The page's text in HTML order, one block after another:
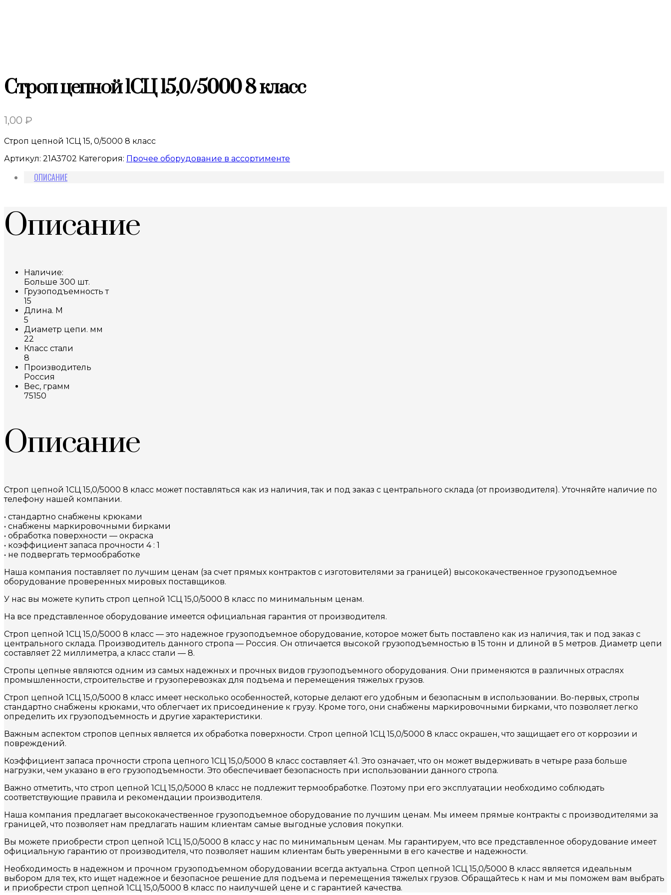
Строп цепной 1СЦ 15,0/5000 8 класс
1,00 ₽
Строп цепной 1СЦ 15, 0/5000 8 класс
Артикул: 21A3702 Категория: Прочее оборудование в ассортименте
ОПИСАНИЕ
Описание
Наличие:
Больше 300 шт.
Грузоподъемность т
15
Длина. М
5
Диаметр цепи. мм
22
Класс стали
8
Производитель
Россия
Вес, грамм
75150
Описание
Строп цепной 1СЦ 15,0/5000 8 класс может поставляться как из наличия, так и под заказ с центрального склада (от производителя). Уточняйте наличие по
телефону нашей компании.
• стандартно снабжены крюками
• снабжены маркировочными бирками
• обработка поверхности — окраска
• коэффициент запаса прочности 4 : 1
• не подвергать термообработке
Наша компания поставляет по лучшим ценам (за счет прямых контрактов с изготовителями за границей) высококачественное грузоподъемное
оборудование проверенных мировых поставщиков.
У нас вы можете купить строп цепной 1СЦ 15,0/5000 8 класс по минимальным ценам.
На все представленное оборудование имеется официальная гарантия от производителя.
Строп цепной 1СЦ 15,0/5000 8 класс — это надежное грузоподъемное оборудование, которое может быть поставлено как из наличия, так и под заказ с
центрального склада. Производитель данного стропа — Россия. Он отличается высокой грузоподъемностью в 15 тонн и длиной в 5 метров. Диаметр цепи
составляет 22 миллиметра, а класс стали — 8.
Стропы цепные являются одним из самых надежных и прочных видов грузоподъемного оборудования. Они применяются в различных отраслях
промышленности, строительстве и грузоперевозках для подъема и перемещения тяжелых грузов.
Строп цепной 1СЦ 15,0/5000 8 класс имеет несколько особенностей, которые делают его удобным и безопасным в использовании. Во-первых, стропы
стандартно снабжены крюками, что облегчает их присоединение к грузу. Кроме того, они снабжены маркировочными бирками, что позволяет легко
определить их грузоподъемность и другие характеристики.
Важным аспектом стропов цепных является их обработка поверхности. Строп цепной 1СЦ 15,0/5000 8 класс окрашен, что защищает его от коррозии и
повреждений.
Коэффициент запаса прочности стропа цепного 1СЦ 15,0/5000 8 класс составляет 4:1. Это означает, что он может выдерживать в четыре раза больше
нагрузки, чем указано в его грузоподъемности. Это обеспечивает безопасность при использовании данного стропа.
Важно отметить, что строп цепной 1СЦ 15,0/5000 8 класс не подлежит термообработке. Поэтому при его эксплуатации необходимо соблюдать
соответствующие правила и рекомендации производителя.
Наша компания предлагает высококачественное грузоподъемное оборудование по лучшим ценам. Мы имеем прямые контракты с производителями за
границей, что позволяет нам предлагать нашим клиентам самые выгодные условия покупки.
Вы можете приобрести строп цепной 1СЦ 15,0/5000 8 класс у нас по минимальным ценам. Мы гарантируем, что все представленное оборудование имеет
официальную гарантию от производителя, что позволяет нашим клиентам быть уверенными в его качестве и надежности.
Необходимость в надежном и прочном грузоподъемном оборудовании всегда актуальна. Строп цепной 1СЦ 15,0/5000 8 класс является идеальным
выбором для тех, кто ищет надежное и безопасное решение для подъема и перемещения тяжелых грузов. Обращайтесь к нам и мы поможем вам выбрать
и приобрести строп цепной 1СЦ 15,0/5000 8 класс по наилучшей цене и с гарантией качества.